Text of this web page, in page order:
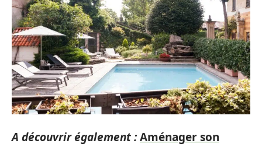
A découvrir également :Aménager son